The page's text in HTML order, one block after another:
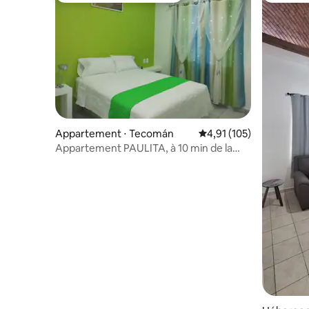
Appartement ⋅ Tecomán Évaluation moyenne
4,91 (105)
Appartement PAULITA, à 10 min de la